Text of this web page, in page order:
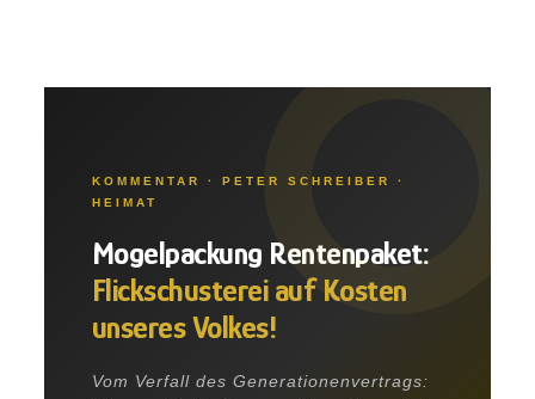
KOMMENTAR · PETER SCHREIBER ·
HEIMAT
Mogelpackung Rentenpaket:
Flickschusterei auf Kosten
unseres Volkes!
Vom Verfall des Generationenvertrags: